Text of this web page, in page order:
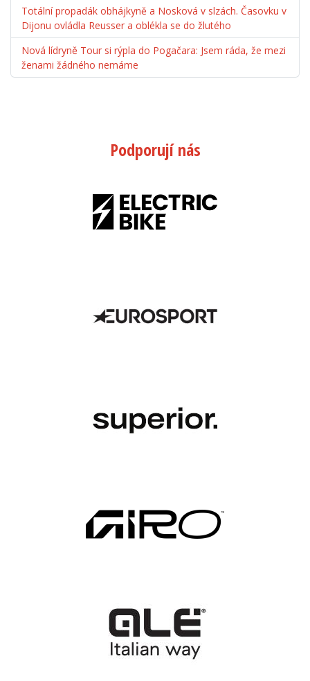
Totální propadák obhájkyně a Nosková v slzách. Časovku v
Dijonu ovládla Reusser a oblékla se do žlutého
Nová lídryně Tour si rýpla do Pogačara: Jsem ráda, že mezi
ženami žádného nemáme
Podporují nás